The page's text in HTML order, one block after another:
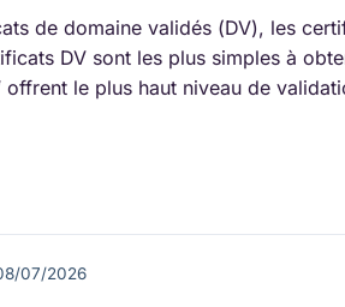
de domaine validés (DV), les
DV sont les plus simples à
le plus haut niveau de
07/2026